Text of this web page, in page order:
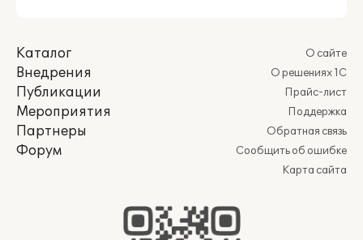
Каталог
Внедрения
Публикации
Мероприятия
Партнеры
Форум
О сайте
О решениях 1С
Прайс-лист
Поддержка
Обратная связь
Сообщить об ошибке
Карта сайта